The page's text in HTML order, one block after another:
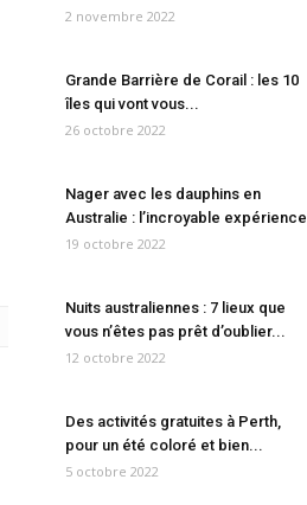
2 novembre 2022
Grande Barrière de Corail : les 10
îles qui vont vous...
26 octobre 2022
Nager avec les dauphins en
Australie : l’incroyable expérience
19 octobre 2022
Nuits australiennes : 7 lieux que
vous n’êtes pas prêt d’oublier...
12 octobre 2022
Des activités gratuites à Perth,
pour un été coloré et bien...
5 octobre 2022